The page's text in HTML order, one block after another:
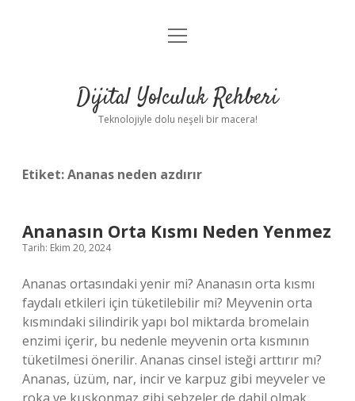
Anasayfa
Yasal Uyarı
menüyü
Dijital Yolculuk Rehberi
Teknolojiyle dolu neşeli bir macera!
Etiket:Ananas neden azdırır
Ananasın Orta Kısmı Neden Yenmez
Tarih: Ekim 20, 2024
Ananas ortasındaki yenir mi? Ananasın orta kısmı
faydalı etkileri için tüketilebilir mi? Meyvenin orta
kısmındaki silindirik yapı bol miktarda bromelain
enzimi içerir, bu nedenle meyvenin orta kısmının
tüketilmesi önerilir. Ananas cinsel isteği arttırır mı?
Ananas, üzüm, nar, incir ve karpuz gibi meyveler ve